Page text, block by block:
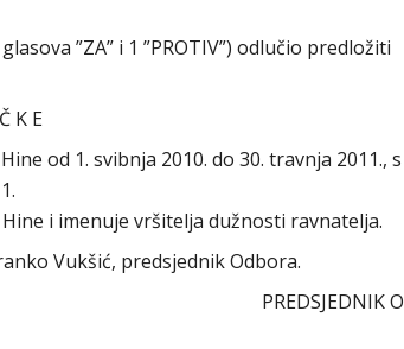
”ZA” i 1 ”PROTIV”) odlučio predložiti
K E
od 1. svibnja 2010. do 30. travnja 2011., s
i imenuje vršitelja dužnosti ravnatelja.
Vukšić, predsjednik Odbora.
PREDSJEDNIK